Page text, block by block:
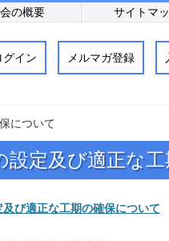
の概要 サイトマ
グイン メルマガ登録
について
設定及び適正な
び適正な工期の確保について